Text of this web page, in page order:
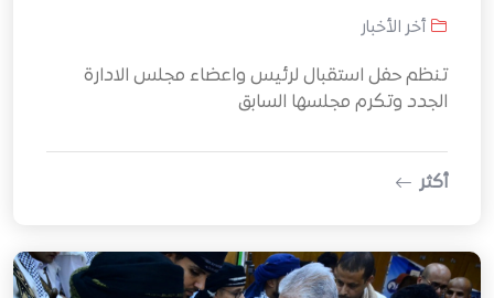
أخر الأخبار
تنظم حفل استقبال لرئيس واعضاء مجلس الادارة
الجدد وتكرم مجلسها السابق
أكثر